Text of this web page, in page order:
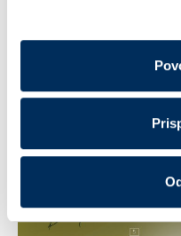
hovoríme aj
kvalitnou
požadovaný obsah